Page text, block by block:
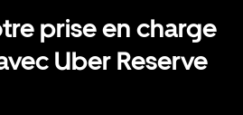
prise en charge
Uber Reserve